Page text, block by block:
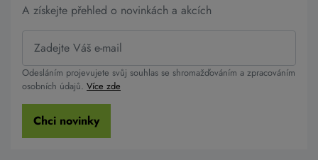
A získejte přehled o novinkách a akcích
Odesláním projevujete svůj souhlas se shromažďováním a zpracováním
osobních údajů. Více zde
Chci novinky